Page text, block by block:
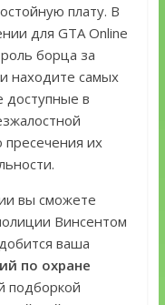
плату. В
для GTA Online
борца за
находите самых
доступные в
пресечения их
вы сможете
Винсентом
ваша
по охране
подборкой